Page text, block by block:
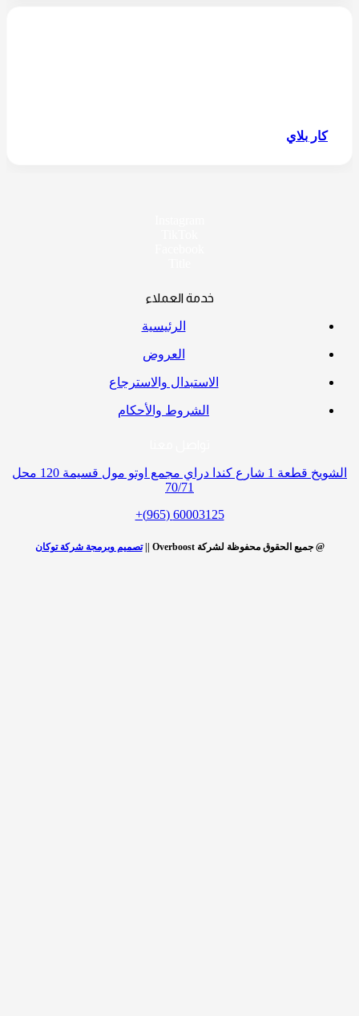
كار بلاي
خدمة العملاء
الرئيسية
العروض
الاستبدال والاسترجاع
الشروط والأحكام
الشويخ قطعة 1 شارع كندا دراي مجمع اوتو مول قسيمة 120 محل
70/71
60003125 (965)+
@ جميع الحقوق محفوظة لشركة Overboost || تصميم وبرمجة شركة توكان